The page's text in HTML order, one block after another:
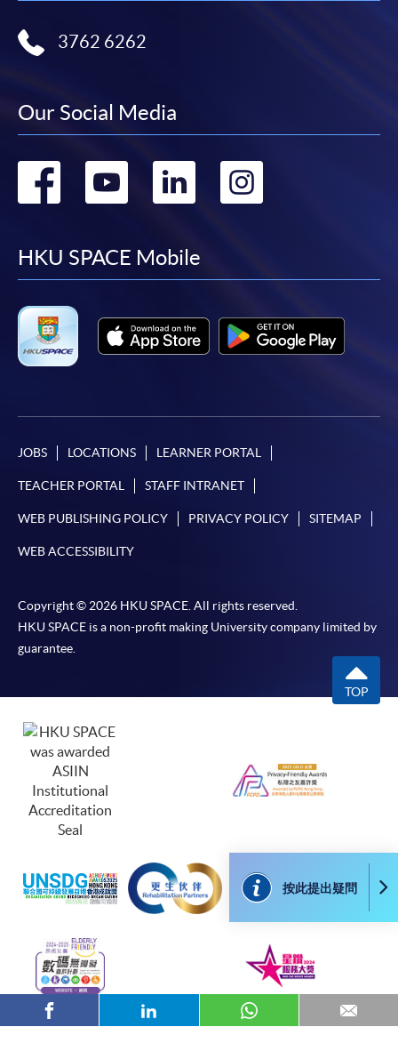
按此提出疑問
折
3762 6262
Our Social Media
Go
facebook
Go
youtube
Go
linkedin
HKU SPACE Mobile
JOBS LOCATIONS LEARNER PORTAL
TEACHER PORTAL STAFF INTRANET
WEB PUBLISHING POLICY PRIVACY POLICY SITEMAP
WEB ACCESSIBILITY
Copyright © 2026 HKU SPACE. All rights reserved.
HKU SPACE is a non-profit making University company limited by
guarantee.
TOP